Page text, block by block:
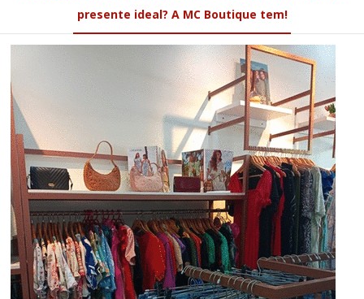
presente ideal? A MC Boutique tem!